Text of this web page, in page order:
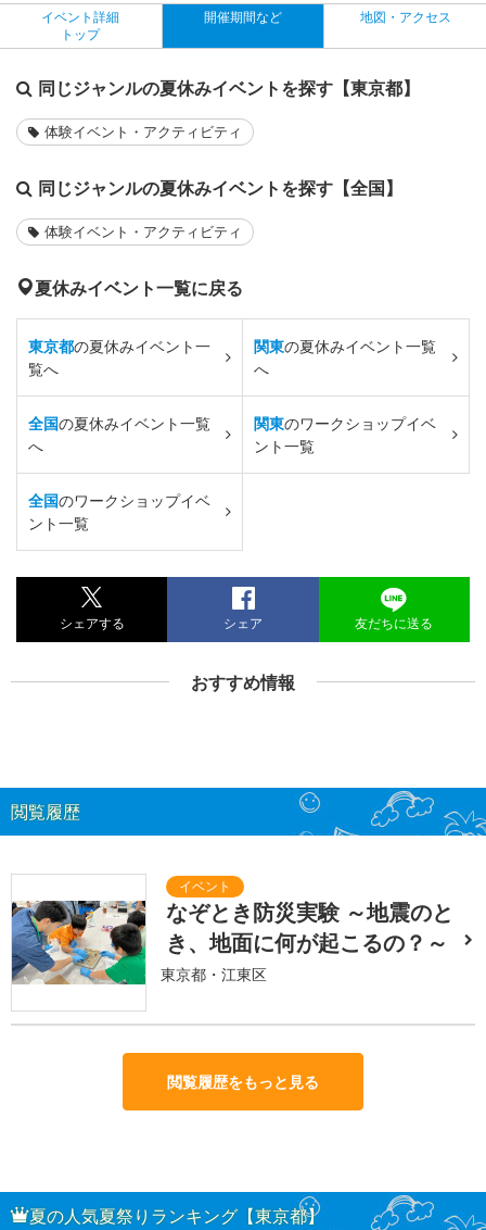
イベント詳細
トップ
開催期間など 地図・アクセス
同じジャンルの夏休みイベントを探す【東京都】
体験イベント・アクティビティ
同じジャンルの夏休みイベントを探す【全国】
体験イベント・アクティビティ
夏休みイベント一覧に戻る
東京都の夏休みイベント一
覧へ
関東の夏休みイベント一覧
へ
全国の夏休みイベント一覧
へ
関東のワークショップイベ
ント一覧
全国のワークショップイベ
ント一覧
シェアする シェア 友だちに送る
おすすめ情報
閲覧履歴
なぞとき防災実験 ～地震のと
き、地面に何が起こるの？～
東京都・江東区
閲覧履歴をもっと見る
夏の人気夏祭りランキング【東京都】